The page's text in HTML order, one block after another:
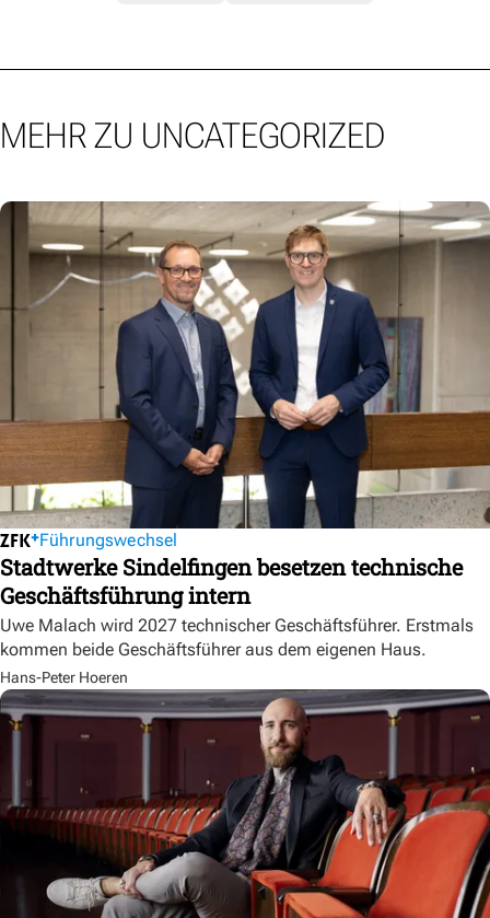
MEHR ZU UNCATEGORIZED
Führungswechsel
Stadtwerke Sindelfingen besetzen technische
Geschäftsführung intern
Uwe Malach wird 2027 technischer Geschäftsführer. Erstmals
kommen beide Geschäftsführer aus dem eigenen Haus.
Hans-Peter Hoeren